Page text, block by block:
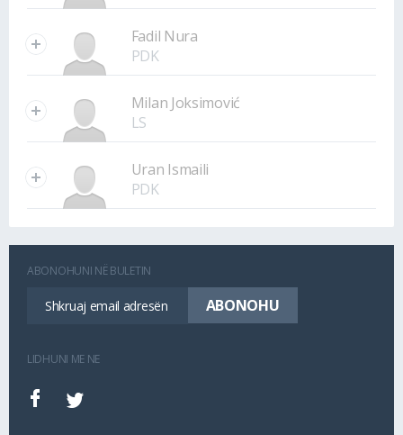
Fadil Nura
PDK
Milan Joksimović
LS
Uran Ismaili
PDK
ABONOHUNI NË BULETIN
LIDHUNI ME NE